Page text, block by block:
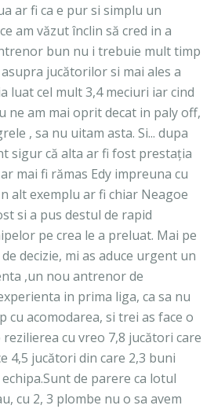
ar fi ca e pur si simplu un
am văzut înclin să cred in a
bun nu i trebuie mult timp
jucătorilor si mai ales a
luat cel mult 3,4 meciuri iar cind
ne am mai oprit decat in paly off,
, sa nu uitam asta. Si... dupa
sigur că alta ar fi fost prestația
mai fi rămas Edy impreuna cu
alt exemplu ar fi chiar Neagoe
si a pus destul de rapid
pe crea le a preluat. Mai pe
decizie, mi as aduce urgent un
,un nou antrenor de
in prima liga, ca sa nu
cu acomodarea, si trei as face o
cu vreo 7,8 jucători care
4,5 jucători din care 2,3 buni
de parere ca lotul
cu 2, 3 plombe nu o sa avem